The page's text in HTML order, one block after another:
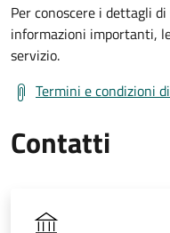
Per conoscere i dettagli
informazioni importanti,
servizio.
Termini e condizioni
Contatti